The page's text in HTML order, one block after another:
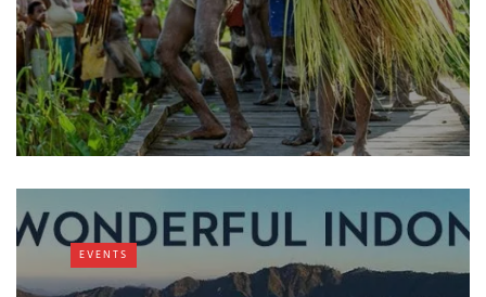
EVENTS